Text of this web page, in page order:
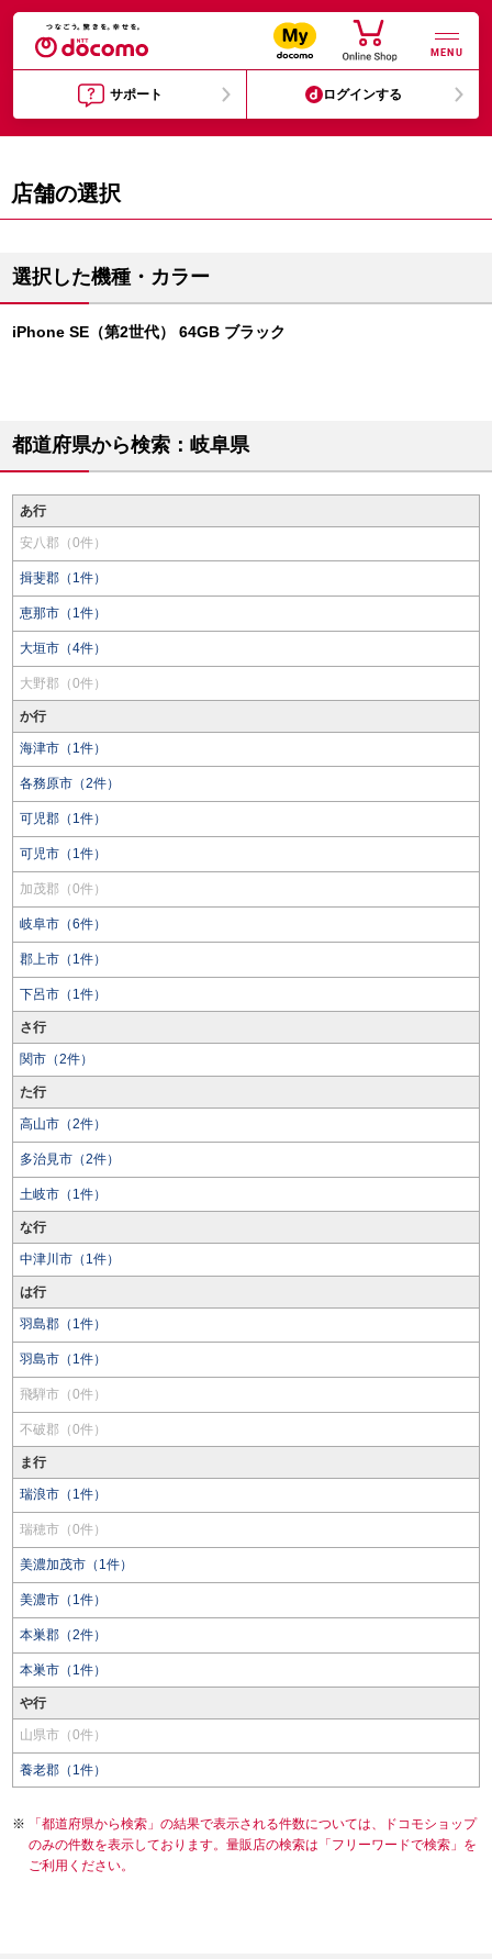
MENU
サポート ログインする
店舗の選択
選択した機種・カラー
iPhone SE（第2世代） 64GB ブラック
都道府県から検索：岐阜県
あ行
安八郡（0件）
揖斐郡（1件）
恵那市（1件）
大垣市（4件）
大野郡（0件）
か行
海津市（1件）
各務原市（2件）
可児郡（1件）
可児市（1件）
加茂郡（0件）
岐阜市（6件）
郡上市（1件）
下呂市（1件）
さ行
関市（2件）
た行
高山市（2件）
多治見市（2件）
土岐市（1件）
な行
中津川市（1件）
は行
羽島郡（1件）
羽島市（1件）
飛騨市（0件）
不破郡（0件）
ま行
瑞浪市（1件）
瑞穂市（0件）
美濃加茂市（1件）
美濃市（1件）
本巣郡（2件）
本巣市（1件）
や行
山県市（0件）
養老郡（1件）
「都道府県から検索」の結果で表示される件数については、ドコモショップ
のみの件数を表示しております。量販店の検索は「フリーワードで検索」を
ご利用ください。